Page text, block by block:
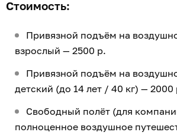
Стоимость:
Привязной подъём на
взрослый — 2500 р.
Привязной подъём на
детский (до 14 лет / 40 кг) — 2000
Свободный полёт (для
полноценное воздушное